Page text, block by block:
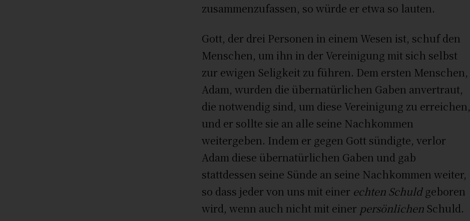
zusammenzufassen, so würde er etwa so lauten.
Gott, der drei Personen in einem Wesen ist, schuf den
Menschen, um ihn in der Vereinigung mit sich selbst
zur ewigen Seligkeit zu führen. Dem ersten Menschen,
Adam, wurden die übernatürlichen Gaben anvertraut,
die notwendig sind, um diese Vereinigung zu erreichen,
und er sollte sie an alle seine Nachkommen
weitergeben. Indem er gegen Gott sündigte, verlor
Adam diese übernatürlichen Gaben und gab
stattdessen seine Sünde an seine Nachkommen weiter,
so dass jeder von uns mit einer echten Schuldgeboren
wird, wenn auch nicht mit einer persönlichen Schuld.